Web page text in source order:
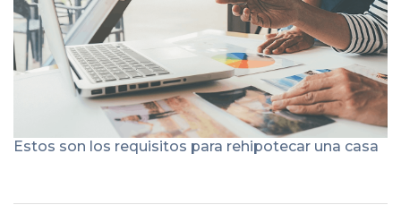
Estos son los requisitos para rehipotecar una casa